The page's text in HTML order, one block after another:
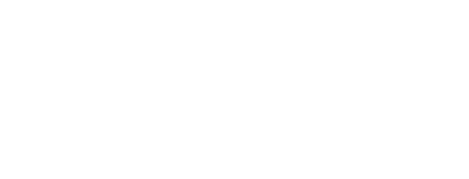
/ Dancus carota